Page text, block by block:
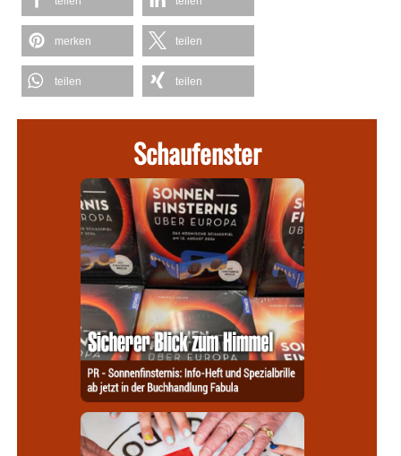
merken teilen
teilen teilen
Schaufenster